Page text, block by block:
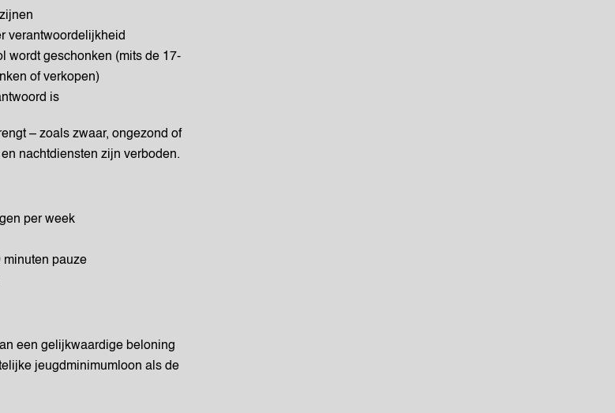
verantwoordelijkheid
wordt geschonken (mits de 17-
of verkopen)
is
– zoals zwaar, ongezond of
nachtdiensten zijn verboden.
per week
minuten pauze
een gelijkwaardige beloning
jeugdminimumloon als de